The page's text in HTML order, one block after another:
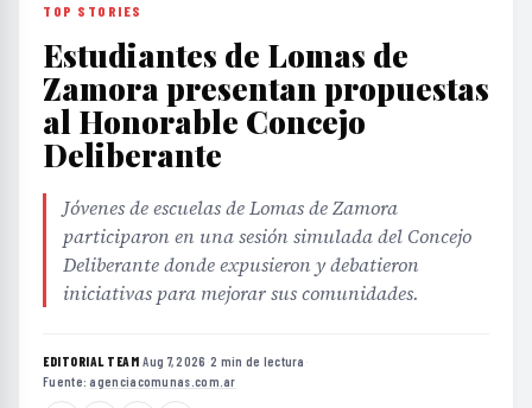
TOP STORIES
Estudiantes de Lomas de
Zamora presentan propuestas
al Honorable Concejo
Deliberante
Jóvenes de escuelas de Lomas de Zamora
participaron en una sesión simulada del Concejo
Deliberante donde expusieron y debatieron
iniciativas para mejorar sus comunidades.
EDITORIAL TEAM·Aug 7, 2026 ·2 min de lectura ·
Fuente:agenciacomunas.com.ar